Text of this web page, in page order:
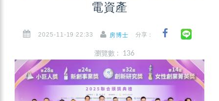
電資產
2025-11-19 22:33 房博士 分享：
瀏覽數 : 136